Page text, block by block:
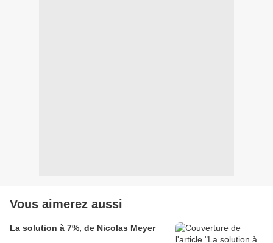
Vous aimerez aussi
La solution à 7%, de Nicolas Meyer